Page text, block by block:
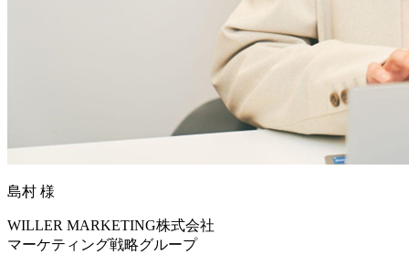
島村 様
WILLER MARKETING株式会社
マーケティング戦略グループ